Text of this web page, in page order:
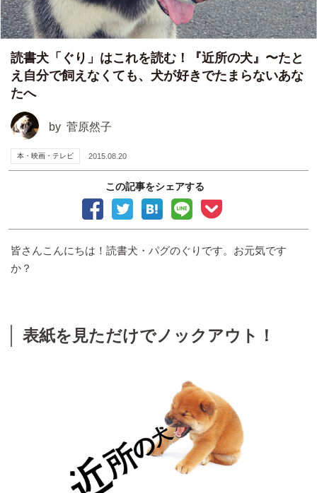
読書犬「ぐり」はこれを読む！『近所の犬』〜たと
え自分で飼えなくても、犬が好きでたまらないあな
たへ
by 菅原然子
本・映画・テレビ 2015.08.20
この記事をシェアする
皆さんこんにちは！読書犬・パグのぐりです。お元気です
か？
表紙を見ただけでノックアウト！